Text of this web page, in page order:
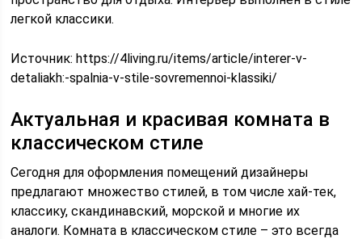
легкой классики.
Источник:https://4living.ru/items/article/interer-v-
detaliakh:-spalnia-v-stile-sovremennoi-klassiki/
Актуальная и красивая комната в
классическом стиле
Сегодня для оформления помещений дизайнеры
предлагают множество стилей, в том числе хай-тек,
классику, скандинавский, морской и многие их
аналоги. Комната в классическом стиле – это всегда